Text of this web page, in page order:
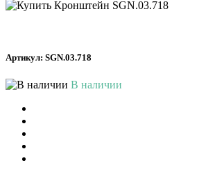
Артикул: SGN.03.718
В наличии